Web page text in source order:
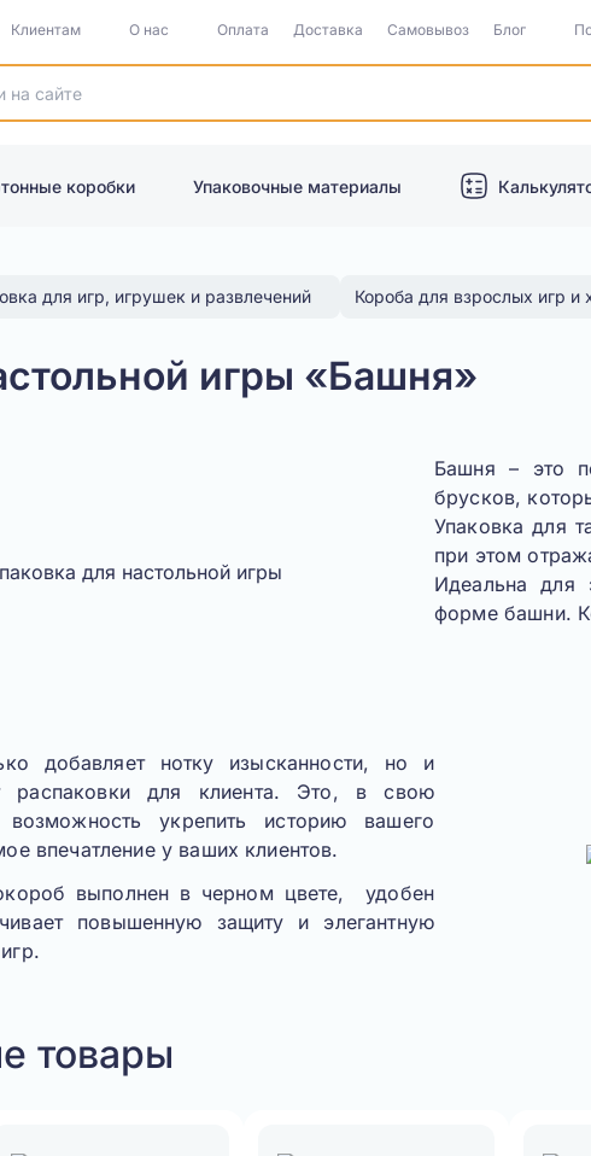
Клиентам О нас Оплата Доставка Самовывоз Блог
коробки Упаковочные материалы
для игр, игрушек и развлечений Короба для взрослых игр и
игры «Башня»
Башня – это
брусков,
Упаковка для
при этом
Идеальна для
форме башни.
добавляет нотку изысканности, но и
распаковки для клиента. Это, в свою
укрепить историю вашего
впечатление у ваших клиентов.
выполнен в черном цвете, удобен
повышенную защиту и элегантную
товары